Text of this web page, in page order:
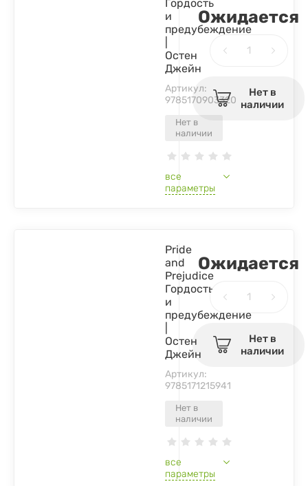
Нет в
наличии
Гордость
и
предубеждение
Остен
Джейн
Артикул:
9785170903320
все
параметры
Ожидается
Нет в
наличии
Нет в
наличии
Pride
and
Prejudice
Гордость
и
предубеждение
Остен
Джейн
Артикул:
9785171215941
все
параметры
Ожидается
Нет в
наличии